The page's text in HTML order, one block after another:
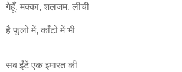
गेहूँ, मक्का, शलजम, लीची
है फूलों में, काँटों में भी
सब ईंटें एक इमारत की